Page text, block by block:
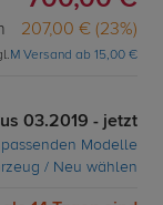
207,00 € (23%)
M Versand ab 15,00 €
03.2019 - jetzt
Modelle
/ Neu wählen